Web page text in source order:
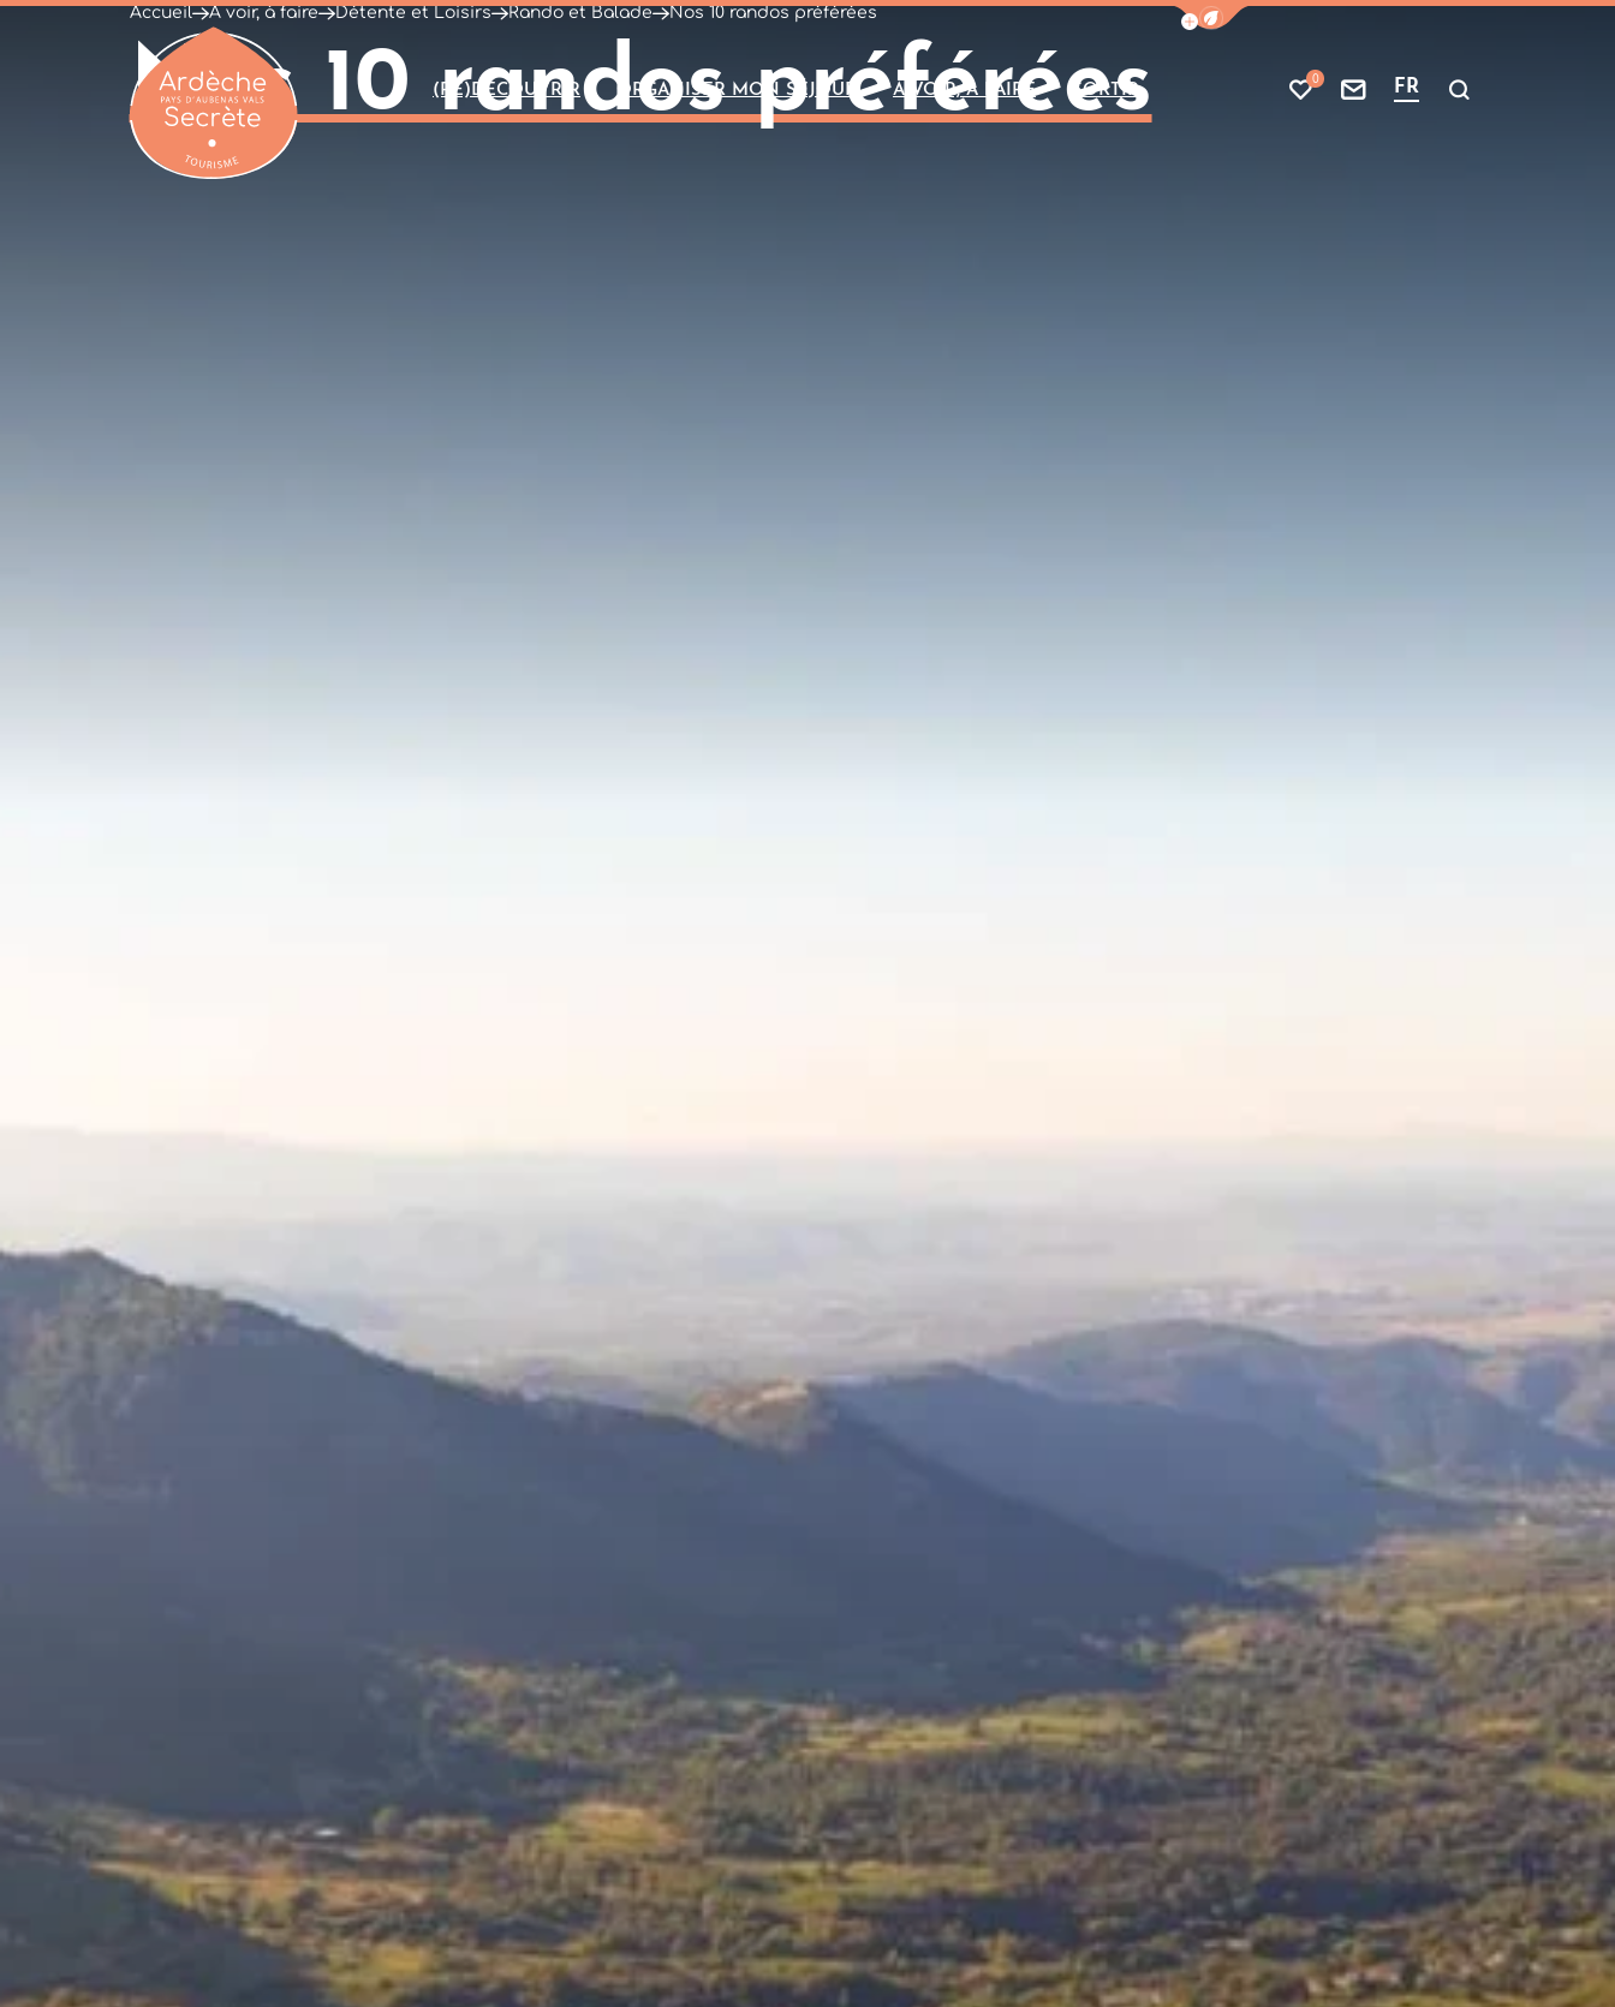
Afficher la barre de navigation du
(RE)DÉCOUVRIR ORGANISER MON SÉJOUR A VOIR, À FAIRE SORTIR Mes favoris
0
Nous contacter
FR Je recherche
Accueil À voir, à faire Détente et Loisirs Rando et Balade Nos 10 randos préférées
Nos 10 randos préférées